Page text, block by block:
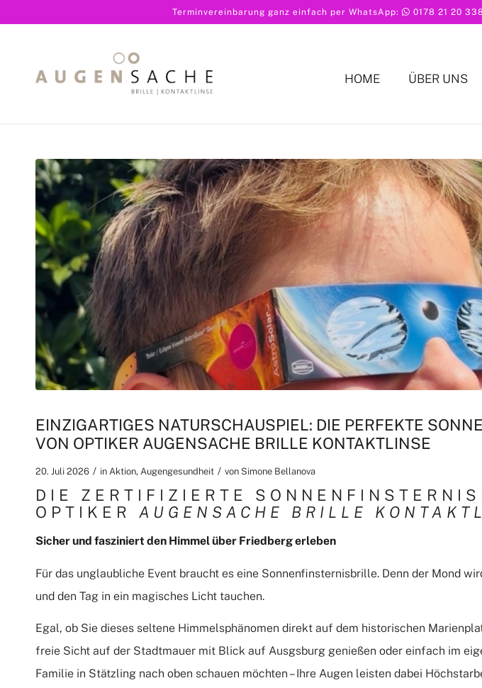
Terminvereinbarung ganz einfach per WhatsApp: 0178 21 20
HOME ÜBER UNS
EINZIGARTIGES NATURSCHAUSPIEL: DIE PERFEKTE
VON OPTIKER AUGENSACHE BRILLE KONTAKTLINSE
20. Juli 2026 / in Aktion, Augengesundheit / von Simone Bellanova
DIE ZERTIFIZIERTE
OPTIKER AUGENSACHE BRILLE
Sicher und fasziniert den Himmel über Friedberg erleben
Für das unglaubliche Event braucht es eine Sonnenfinsternisbrille. Denn der Mond
und den Tag in ein magisches Licht tauchen.
Egal, ob Sie dieses seltene Himmelsphänomen direkt auf dem historischen
freie Sicht auf der Stadtmauer mit Blick auf Ausgsburg genießen oder einfach im
Familie in Stätzling nach oben schauen möchten – Ihre Augen leisten dabei